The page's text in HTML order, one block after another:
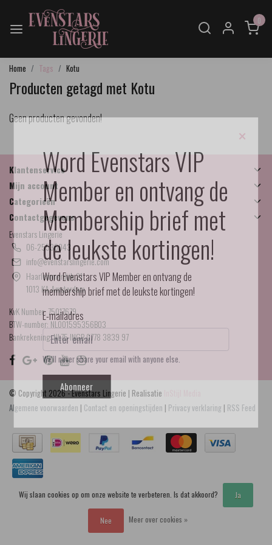
0
Home Tags Kotu
Producten getagd met Kotu
Geen producten gevonden!
Klantenservice
Mijn account
Categorieën
Contactgegevens
Evenstars Lingerie
06-25536043
info@evenstarslingerie.com
Haarlemmerdijk 21
1013 KA Amsterdam
KvK Number: 75017679
BTW-number: NL001595356B03
Bankrekening: NL75 INGB 0778 3839 97
© Copyright 2026 - Evenstars Lingerie | Realisatie
Algemene voorwaarden | Contact en openingstijden | Privacy verklaring | RSS Feed
×
Word Evenstars VIP
Member en ontvang de
Membership brief met
de leukste kortingen!
Word Evenstars VIP Member en ontvang de
membership brief met de leukste kortingen!
E-mailadres
We'll never share your email with anyone else.
Abonneer
Wij slaan cookies op om onze website te verbeteren. Is dat akkoord? Ja
Nee Meer over cookies »